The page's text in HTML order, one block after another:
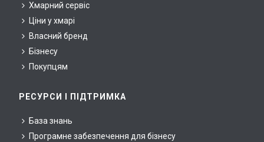
Хмарний сервіс
Ціни у хмарі
Власний бренд
Бізнесу
Покупцям
РЕСУРСИ І ПІДТРИМКА
База знань
Програмне забезпечення для бізнесу